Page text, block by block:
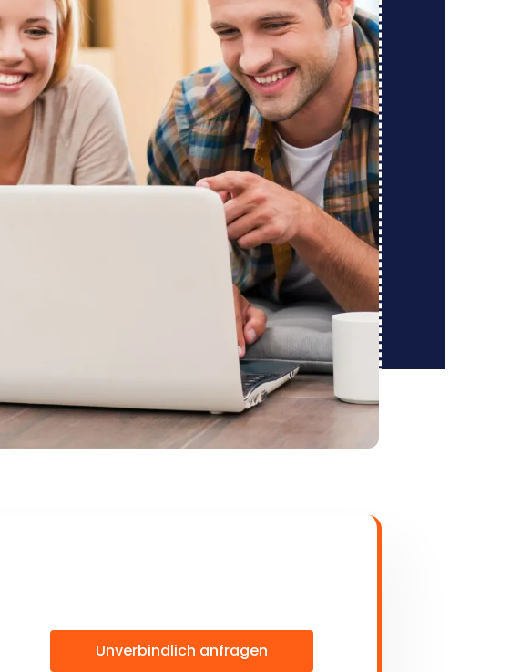
Unverbindlich anfragen